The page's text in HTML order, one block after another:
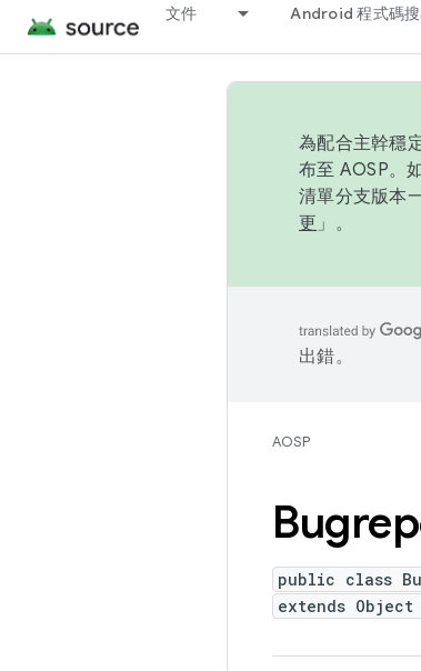
文件 Android 程式碼
為配合主幹穩
布至 AOSP。
清單分支版本
更 」。
出錯。
AOSP
public class
extends Object